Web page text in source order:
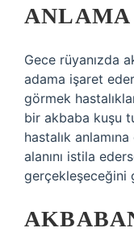
Gece rüyanızda
adama işaret
görmek
bir akbaba kuşu
hastalık
alanını istila
gerçekleşeceğini